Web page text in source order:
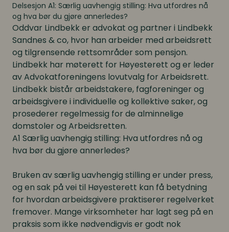
Delsesjon A1: Særlig uavhengig stilling: Hva utfordres nå
og hva bør du gjøre annerledes?
Oddvar Lindbekker advokat og partner i Lindbekk
Sandnes & co, hvor han arbeider med arbeidsrett
og tilgrensende rettsområder som pensjon.
Lindbekk har møterett for Høyesterett og er leder
av Advokatforeningens lovutvalg for Arbeidsrett.
Lindbekk bistår arbeidstakere, fagforeninger og
arbeidsgivere i individuelle og kollektive saker, og
prosederer regelmessig for de alminnelige
domstoler og Arbeidsretten.
A1 Særlig uavhengig stilling: Hva utfordres nå og
hva bør du gjøre annerledes?
Bruken av særlig uavhengig stilling er under press,
og en sak på vei til Høyesterett kan få betydning
for hvordan arbeidsgivere praktiserer regelverket
fremover. Mange virksomheter har lagt seg på en
praksis som ikke nødvendigvis er godt nok